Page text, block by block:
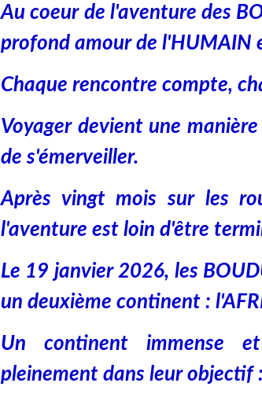
Au coeur de l'aventure des
profond amour de l'HUMAIN
Chaque rencontre compte,
Voyager devient une
de s'émerveiller.
Après vingt mois sur les
l'aventure est loin d'être
Le 19 janvier 2026, les
un deuxième continent :
Un continent immense
pleinement dans leur objectif :